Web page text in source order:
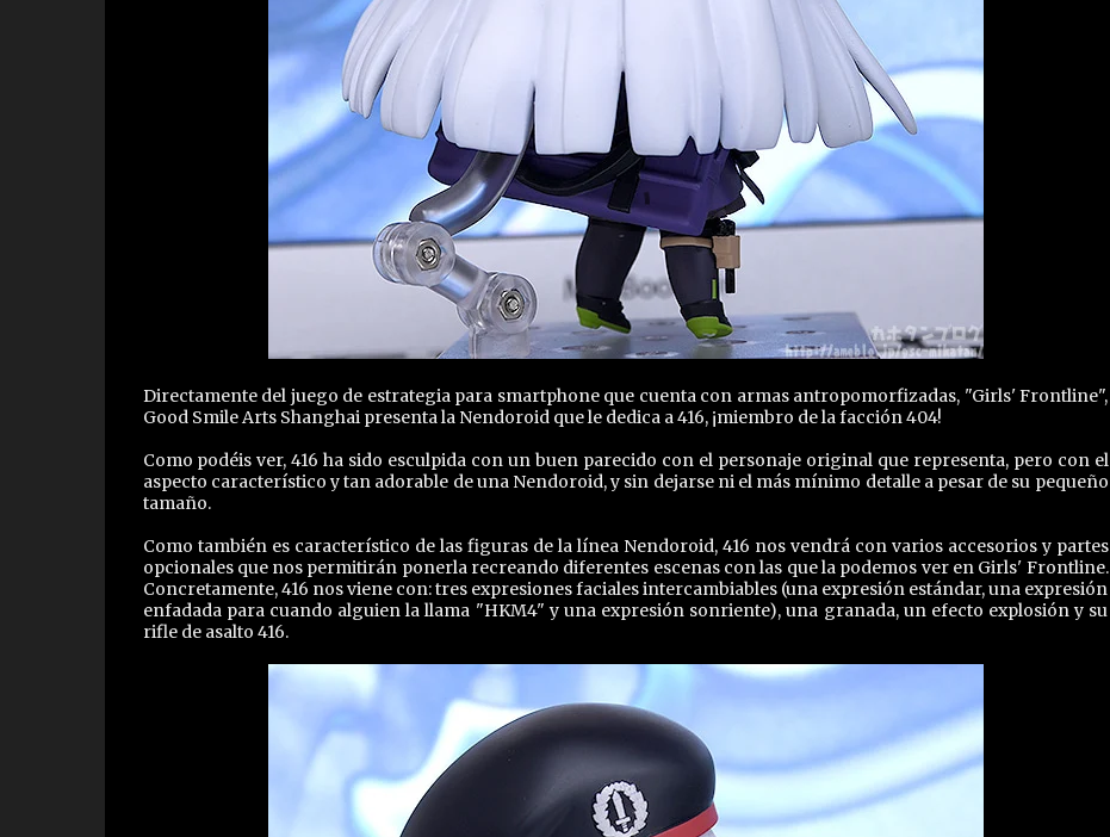
Directamente del juego de estrategia para smartphone que cuenta con armas antropomorfizadas, "Girls' Frontline",
Good Smile Arts Shanghai presenta la Nendoroid que le dedica a 416, ¡miembro de la facción 404!
Como podéis ver, 416 ha sido esculpida con un buen parecido con el personaje original que representa, pero con el
aspecto característico y tan adorable de una Nendoroid, y sin dejarse ni el más mínimo detalle a pesar de su pequeño
tamaño.
Como también es característico de las figuras de la línea Nendoroid, 416 nos vendrá con varios accesorios y partes
opcionales que nos permitirán ponerla recreando diferentes escenas con las que la podemos ver en Girls' Frontline.
Concretamente, 416 nos viene con: tres expresiones faciales intercambiables (una expresión estándar, una expresión
enfadada para cuando alguien la llama "HKM4" y una expresión sonriente), una granada, un efecto explosión y su
rifle de asalto 416.